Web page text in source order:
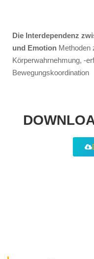
Die Interdependenz
und Emotion Methoden
Körperwahrnehmung, -
Bewegungskoordination